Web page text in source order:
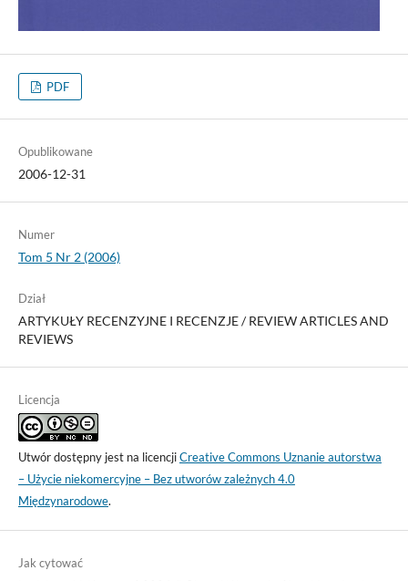
PDF
Opublikowane
2006-12-31
Numer
Tom 5 Nr 2 (2006)
Dział
ARTYKUŁY RECENZYJNE I RECENZJE / REVIEW ARTICLES AND
REVIEWS
Licencja
Utwór dostępny jest na licencjiCreative Commons Uznanie autorstwa
– Użycie niekomercyjne – Bez utworów zależnych 4.0
Międzynarodowe.
Jak cytować